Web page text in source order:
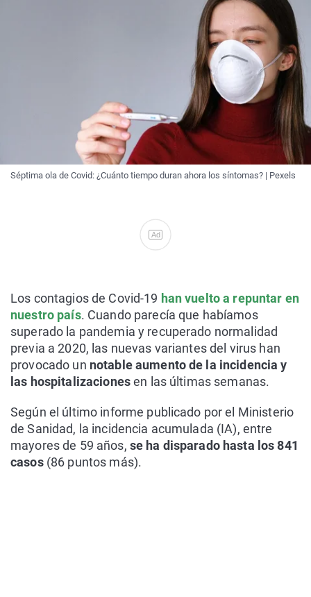
Séptima ola de Covid: ¿Cuánto tiempo duran ahora los síntomas? | Pexels
Ad
Los contagios de Covid-19 han vuelto a repuntar en
nuestro país. Cuando parecía que habíamos
superado la pandemia y recuperado normalidad
previa a 2020, las nuevas variantes del virus han
provocado un notable aumento de la incidencia y
las hospitalizacionesen las últimas semanas.
Según el último informe publicado por el Ministerio
de Sanidad, la incidencia acumulada (IA), entre
mayores de 59 años, se ha disparado hasta los 841
casos(86 puntos más).